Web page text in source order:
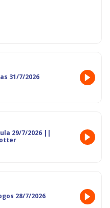
31/7/2026
29/7/2026 ||
28/7/2026